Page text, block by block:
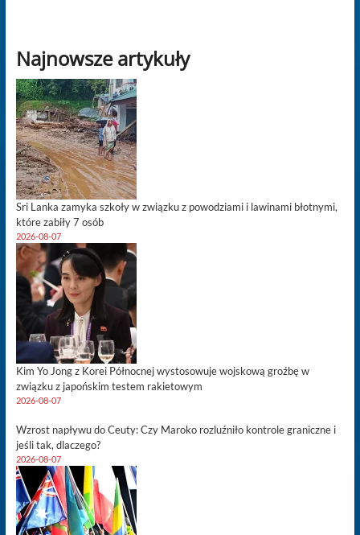
Najnowsze artykuły
Sri Lanka zamyka szkoły w związku z powodziami i lawinami błotnymi,
które zabiły 7 osób
2026-08-07
Kim Yo Jong z Korei Północnej wystosowuje wojskową groźbę w
związku z japońskim testem rakietowym
2026-08-07
Wzrost napływu do Ceuty: Czy Maroko rozluźniło kontrole graniczne i
jeśli tak, dlaczego?
2026-08-07